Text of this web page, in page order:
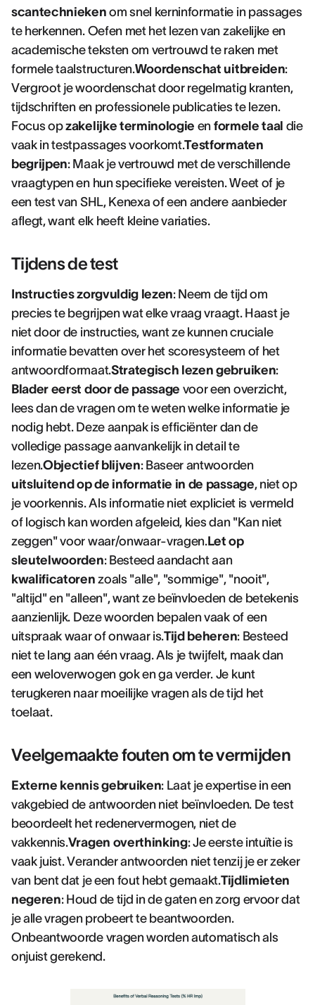
scantechnieken om snel kerninformatie in passages
te herkennen. Oefen met het lezen van zakelijke en
academische teksten om vertrouwd te raken met
formele taalstructuren.Woordenschat uitbreiden:
Vergroot je woordenschat door regelmatig kranten,
tijdschriften en professionele publicaties te lezen.
Focus opzakelijke terminologie en formele taal die
vaak in testpassages voorkomt.Testformaten
begrijpen: Maak je vertrouwd met de verschillende
vraagtypen en hun specifieke vereisten. Weet of je
een test van SHL, Kenexa of een andere aanbieder
aflegt, want elk heeft kleine variaties.
Tijdens de test
Instructies zorgvuldig lezen: Neem de tijd om
precies te begrijpen wat elke vraag vraagt. Haast je
niet door de instructies, want ze kunnen cruciale
informatie bevatten over het scoresysteem of het
antwoordformaat.Strategisch lezen gebruiken:
Blader eerst door de passage voor een overzicht,
lees dan de vragen om te weten welke informatie je
nodig hebt. Deze aanpak is efficiënter dan de
volledige passage aanvankelijk in detail te
lezen.Objectief blijven: Baseer antwoorden
uitsluitend op de informatie in de passage, niet op
je voorkennis. Als informatie niet expliciet is vermeld
of logisch kan worden afgeleid, kies dan "Kan niet
zeggen" voor waar/onwaar-vragen.Let op
sleutelwoorden: Besteed aandacht aan
kwalificatoren zoals "alle", "sommige", "nooit",
"altijd" en "alleen", want ze beïnvloeden de betekenis
aanzienlijk. Deze woorden bepalen vaak of een
uitspraak waar of onwaar is.Tijd beheren: Besteed
niet te lang aan één vraag. Als je twijfelt, maak dan
een weloverwogen gok en ga verder. Je kunt
terugkeren naar moeilijke vragen als de tijd het
toelaat.
Veelgemaakte fouten om te vermijden
Externe kennis gebruiken: Laat je expertise in een
vakgebied de antwoorden niet beïnvloeden. De test
beoordeelt het redenervermogen, niet de
vakkennis.Vragen overthinking: Je eerste intuïtie is
vaak juist. Verander antwoorden niet tenzij je er zeker
van bent dat je een fout hebt gemaakt.Tijdlimieten
negeren: Houd de tijd in de gaten en zorg ervoor dat
je alle vragen probeert te beantwoorden.
Onbeantwoorde vragen worden automatisch als
onjuist gerekend.